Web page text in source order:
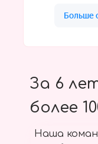
За 6
более
Наша